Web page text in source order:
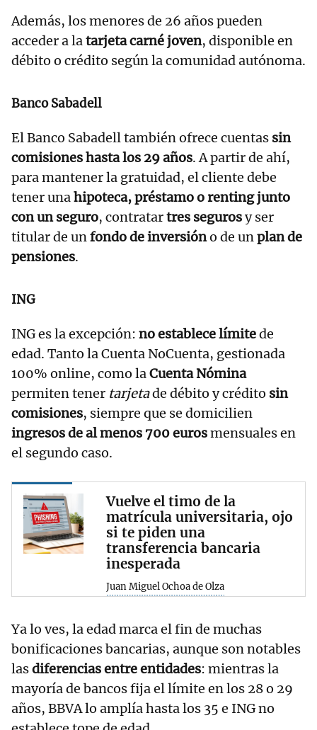
Además, los menores de 26 años pueden
acceder a latarjeta carné joven, disponible en
débito o crédito según la comunidad autónoma.
Banco Sabadell
El Banco Sabadell también ofrece cuentas sin
comisiones hasta los 29 años. A partir de ahí,
para mantener la gratuidad, el cliente debe
tener unahipoteca, préstamo o renting junto
con un seguro, contratartres segurosy ser
titular de unfondo de inversióno de unplan de
pensiones.
ING
ING es la excepción: no establece límitede
edad. Tanto la Cuenta NoCuenta, gestionada
100% online, como laCuenta Nómina
permiten tener tarjetade débito y crédito sin
comisiones, siempre que se domicilien
ingresos de al menos 700 eurosmensuales en
el segundo caso.
Vuelve el timo de la
matrícula universitaria, ojo
si te piden una
transferencia bancaria
inesperada
Juan Miguel Ochoa de Olza
Ya lo ves, la edad marca el fin de muchas
bonificaciones bancarias, aunque son notables
lasdiferencias entre entidades: mientras la
mayoría de bancos fija el límite en los 28 o 29
años, BBVA lo amplía hasta los 35 e ING no